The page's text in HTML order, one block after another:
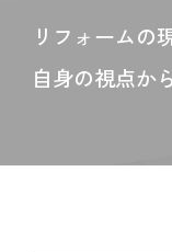
リフォームの
自身の視点か